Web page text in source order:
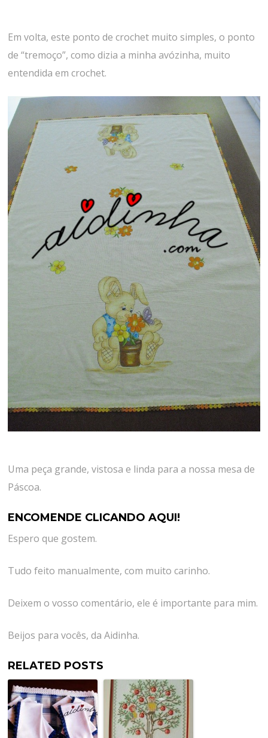
Em volta, este ponto de crochet muito simples, o ponto
de “tremoço”, como dizia a minha avózinha, muito
entendida em crochet.
Uma peça grande, vistosa e linda para a nossa mesa de
Páscoa.
ENCOMENDE CLICANDO AQUI!
Espero que gostem.
Tudo feito manualmente, com muito carinho.
Deixem o vosso comentário, ele é importante para mim.
Beijos para vocês, da Aidinha.
RELATED POSTS